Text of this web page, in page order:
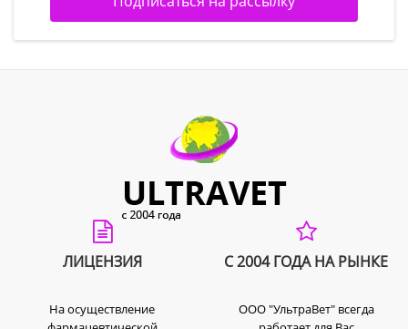
ЛИЦЕНЗИЯ
На осуществление
С 2004 ГОДА НА РЫНКЕ
ООО "УльтраВет" всегда